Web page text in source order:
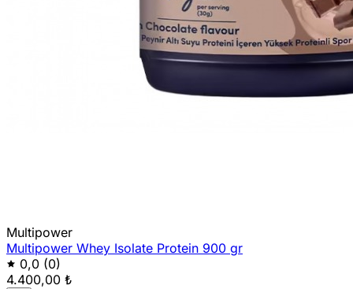
Multipower
Multipower Whey Isolate Protein 900 gr
0,0 (0)
4.400,00 ₺